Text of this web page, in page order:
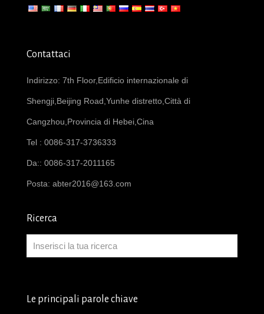
Contattaci
Indirizzo: 7th Floor,Edificio internazionale di
Shengji,Beijing Road,Yunhe distretto,Città di
Cangzhou,Provincia di Hebei,Cina
Tel : 0086-317-3736333
Da:: 0086-317-2011165
Posta: abter2016@163.com
Ricerca
Le principali parole chiave